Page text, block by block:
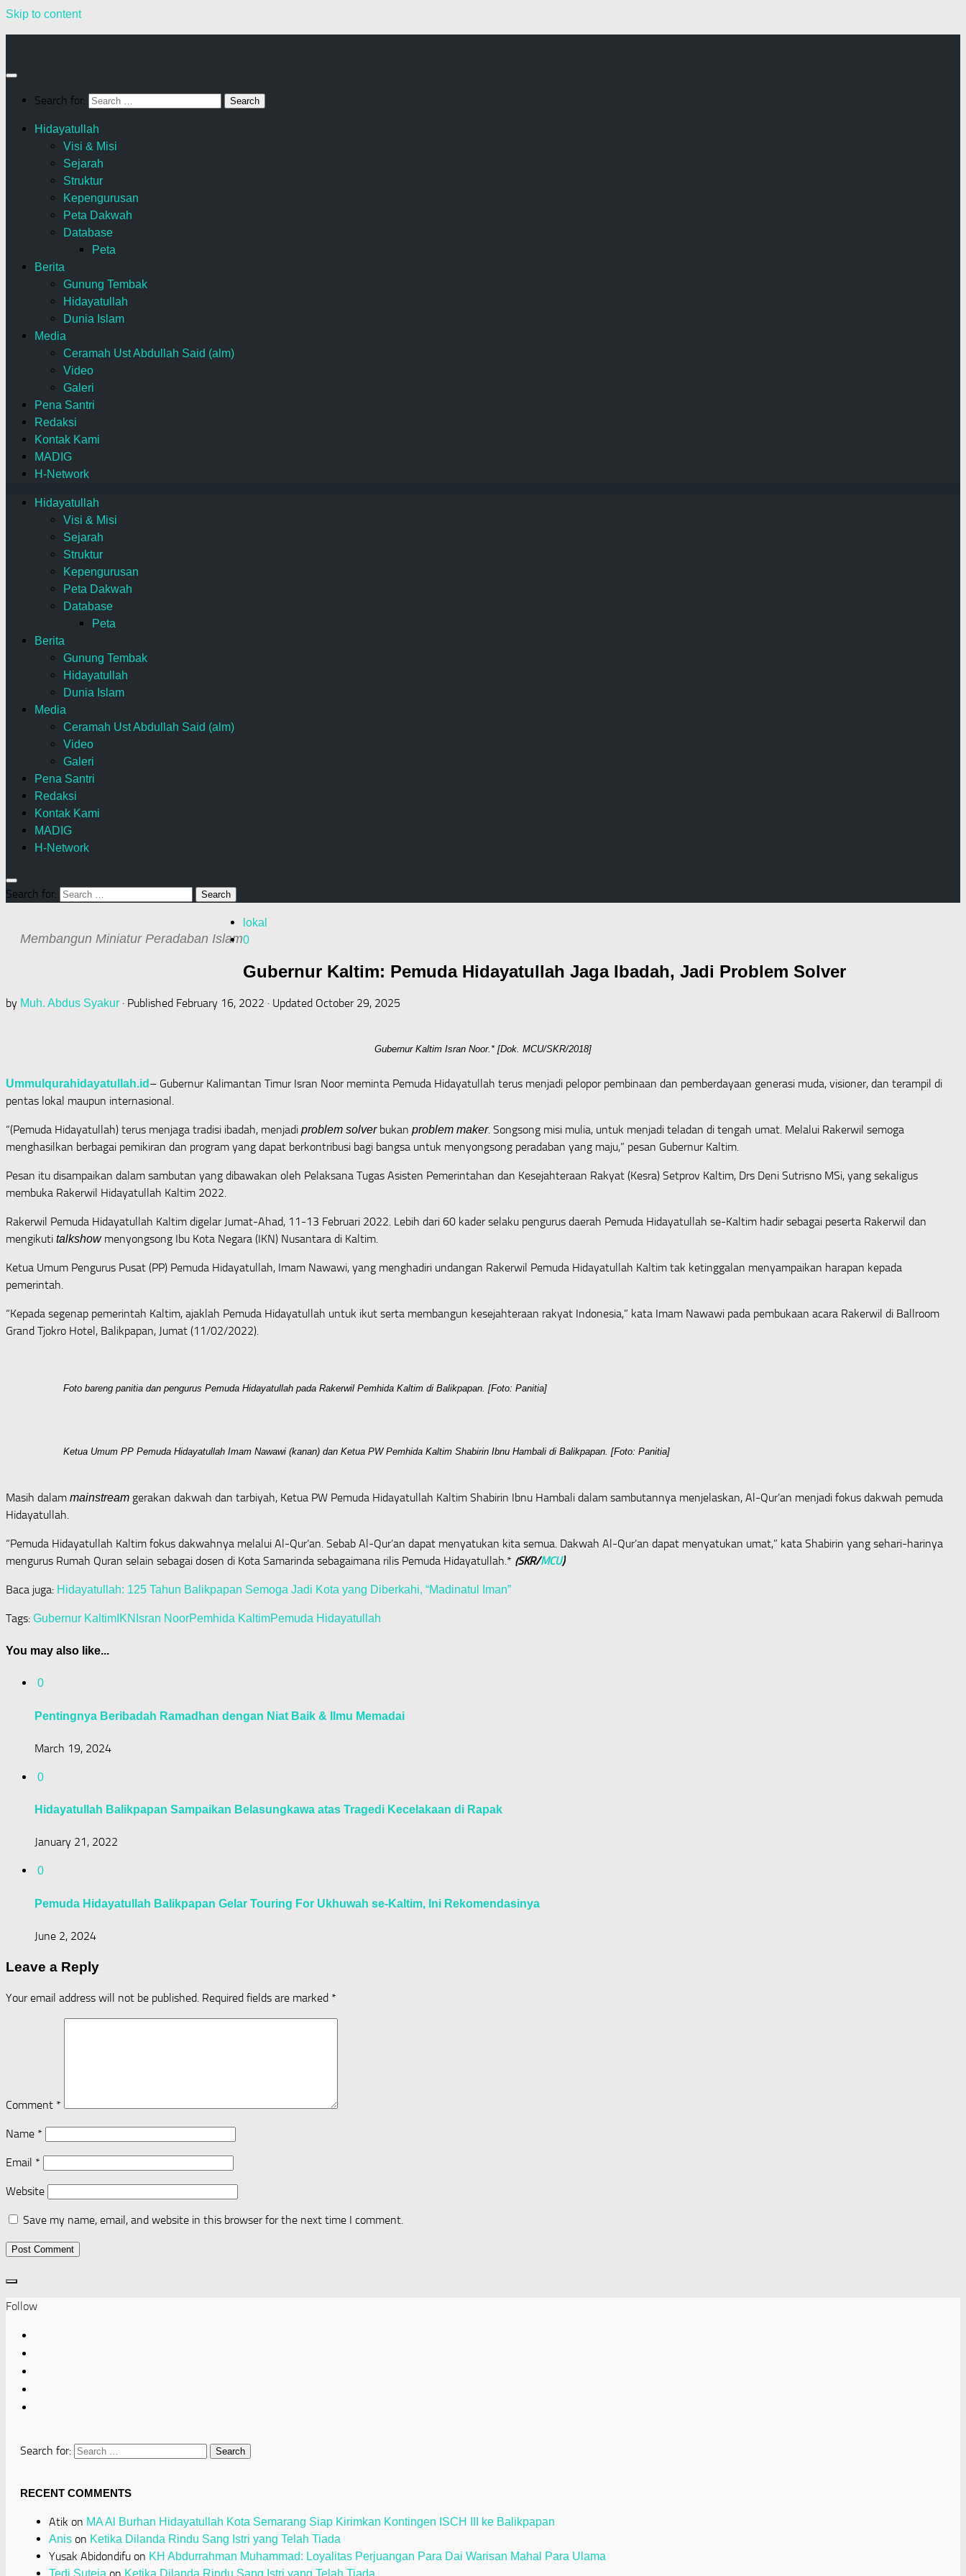
Skip to content
Search for:
Hidayatullah
Visi & Misi
Sejarah
Struktur
Kepengurusan
Peta Dakwah
Database
Peta
Berita
Gunung Tembak
Hidayatullah
Dunia Islam
Media
Ceramah Ust Abdullah Said (alm)
Video
Galeri
Pena Santri
Redaksi
Kontak Kami
MADIG
H-Network
Hidayatullah
Visi & Misi
Sejarah
Struktur
Kepengurusan
Peta Dakwah
Database
Peta
Berita
Gunung Tembak
Hidayatullah
Dunia Islam
Media
Ceramah Ust Abdullah Said (alm)
Video
Galeri
Pena Santri
Redaksi
Kontak Kami
MADIG
H-Network
Search for:
Membangun Miniatur Peradaban Islam
lokal
0
Gubernur Kaltim: Pemuda Hidayatullah Jaga Ibadah, Jadi Problem Solver
by Muh. Abdus Syakur · Published February 16, 2022 · Updated October 29, 2025
Gubernur Kaltim Isran Noor.* [Dok. MCU/SKR/2018]
Ummulqurahidayatullah.id – Gubernur Kalimantan Timur Isran Noor meminta Pemuda Hidayatullah terus menjadi pelopor pembinaan dan pemberdayaan generasi muda, visioner, dan terampil di
pentas lokal maupun internasional.
“(Pemuda Hidayatullah) terus menjaga tradisi ibadah, menjadi problem solverbukan problem maker. Songsong misi mulia, untuk menjadi teladan di tengah umat. Melalui Rakerwil semoga
menghasilkan berbagai pemikiran dan program yang dapat berkontribusi bagi bangsa untuk menyongsong peradaban yang maju,” pesan Gubernur Kaltim.
Pesan itu disampaikan dalam sambutan yang dibawakan oleh Pelaksana Tugas Asisten Pemerintahan dan Kesejahteraan Rakyat (Kesra) Setprov Kaltim, Drs Deni Sutrisno MSi, yang sekaligus
membuka Rakerwil Hidayatullah Kaltim 2022.
Rakerwil Pemuda Hidayatullah Kaltim digelar Jumat-Ahad, 11-13 Februari 2022. Lebih dari 60 kader selaku pengurus daerah Pemuda Hidayatullah se-Kaltim hadir sebagai peserta Rakerwil dan
mengikuti talkshowmenyongsong Ibu Kota Negara (IKN) Nusantara di Kaltim.
Ketua Umum Pengurus Pusat (PP) Pemuda Hidayatullah, Imam Nawawi, yang menghadiri undangan Rakerwil Pemuda Hidayatullah Kaltim tak ketinggalan menyampaikan harapan kepada
pemerintah.
“Kepada segenap pemerintah Kaltim, ajaklah Pemuda Hidayatullah untuk ikut serta membangun kesejahteraan rakyat Indonesia,” kata Imam Nawawi pada pembukaan acara Rakerwil di Ballroom
Grand Tjokro Hotel, Balikpapan, Jumat (11/02/2022).
Foto bareng panitia dan pengurus Pemuda Hidayatullah pada Rakerwil Pemhida Kaltim di Balikpapan. [Foto: Panitia]
Ketua Umum PP Pemuda Hidayatullah Imam Nawawi (kanan) dan Ketua PW Pemhida Kaltim Shabirin Ibnu Hambali di Balikpapan. [Foto: Panitia]
Masih dalam mainstream gerakan dakwah dan tarbiyah, Ketua PW Pemuda Hidayatullah Kaltim Shabirin Ibnu Hambali dalam sambutannya menjelaskan, Al-Qur’an menjadi fokus dakwah pemuda
Hidayatullah.
“Pemuda Hidayatullah Kaltim fokus dakwahnya melalui Al-Qur’an. Sebab Al-Qur’an dapat menyatukan kita semua. Dakwah Al-Qur’an dapat menyatukan umat,” kata Shabirin yang sehari-harinya
mengurus Rumah Quran selain sebagai dosen di Kota Samarinda sebagaimana rilis Pemuda Hidayatullah.* (SKR/MCU)
Baca juga: Hidayatullah: 125 Tahun Balikpapan Semoga Jadi Kota yang Diberkahi, “Madinatul Iman”
Tags: Gubernur Kaltim IKN Isran NoorPemhida KaltimPemuda Hidayatullah
You may also like...
0
Pentingnya Beribadah Ramadhan dengan Niat Baik & Ilmu Memadai
March 19, 2024
0
Hidayatullah Balikpapan Sampaikan Belasungkawa atas Tragedi Kecelakaan di Rapak
January 21, 2022
0
Pemuda Hidayatullah Balikpapan Gelar Touring For Ukhuwah se-Kaltim, Ini Rekomendasinya
June 2, 2024
Leave a Reply
Your email address will not be published. Required fields are marked *
Comment *
Name *
Email *
Website
Save my name, email, and website in this browser for the next time I comment.
Follow
Search for:
RECENT COMMENTS
Atik on MA Al Burhan Hidayatullah Kota Semarang Siap Kirimkan Kontingen ISCH III ke Balikpapan
Anis on Ketika Dilanda Rindu Sang Istri yang Telah Tiada
Yusak Abidondifu on KH Abdurrahman Muhammad: Loyalitas Perjuangan Para Dai Warisan Mahal Para Ulama